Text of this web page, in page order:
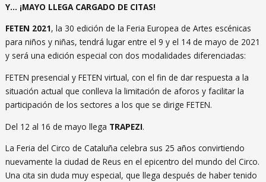
Y... ¡MAYO LLEGA CARGADO DE CITAS!
FETEN 2021, la 30 edición de la Feria Europea de Artes escénicas
para niños y niñas, tendrá lugar entre el 9 y el 14 de mayo de 2021
y será una edición especial con dos modalidades diferenciadas:
FETEN presencial y FETEN virtual, con el fin de dar respuesta a la
situación actual que conlleva la limitación de aforos y facilitar la
participación de los sectores a los que se dirige FETEN.
Del 12 al 16 de mayo llega TRAPEZI.
La Feria del Circo de Cataluña celebra sus 25 años convirtiendo
nuevamente la ciudad de Reus en el epicentro del mundo del Circo.
Una cita sin duda muy especial, que llega después de haber tenido